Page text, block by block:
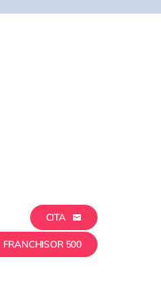
CITA
FRANCHISOR 500